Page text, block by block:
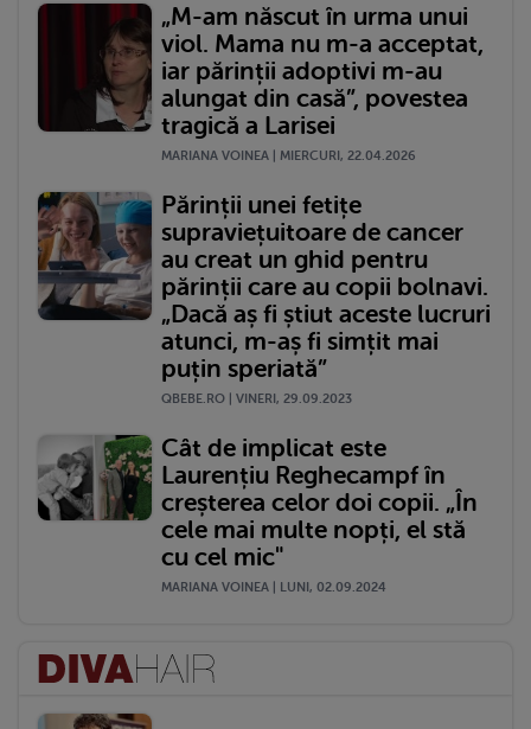
„M-am născut în urma unui
viol. Mama nu m-a acceptat,
iar părinții adoptivi m-au
alungat din casă”, povestea
tragică a Larisei
MARIANA VOINEA | MIERCURI, 22.04.2026
Părinții unei fetițe
supraviețuitoare de cancer
au creat un ghid pentru
părinții care au copii bolnavi.
„Dacă aș fi știut aceste lucruri
atunci, m-aș fi simțit mai
puțin speriată”
QBEBE.RO | VINERI, 29.09.2023
Cât de implicat este
Laurențiu Reghecampf în
creșterea celor doi copii. „În
cele mai multe nopți, el stă
cu cel mic"
MARIANA VOINEA | LUNI, 02.09.2024